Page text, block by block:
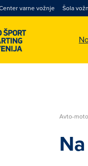
varne vožnje Šola
Avto-